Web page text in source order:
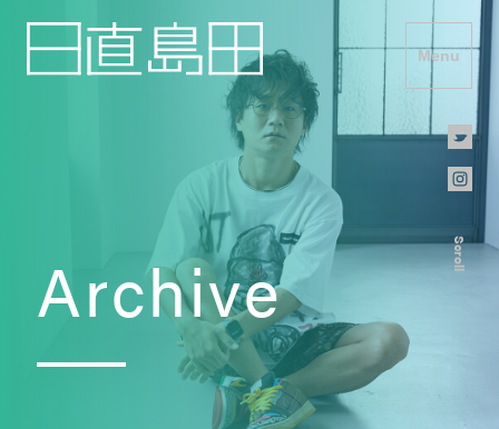
Menu
Scroll
Archive